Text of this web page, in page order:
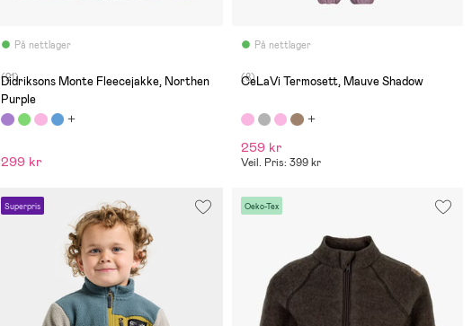
På nettlager
(21)
Didriksons Monte Fleecejakke, Northen
Purple
299 kr
På nettlager
(8)
CeLaVi Termosett, Mauve Shadow
259 kr
Veil. Pris: 399 kr
Superpris Oeko-Tex